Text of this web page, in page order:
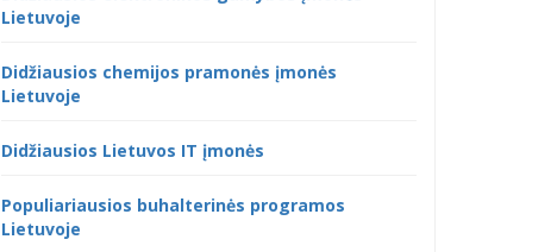
Lietuvoje
Didžiausios chemijos pramonės įmonės
Lietuvoje
Didžiausios Lietuvos IT įmonės
Populiariausios buhalterinės programos
Lietuvoje